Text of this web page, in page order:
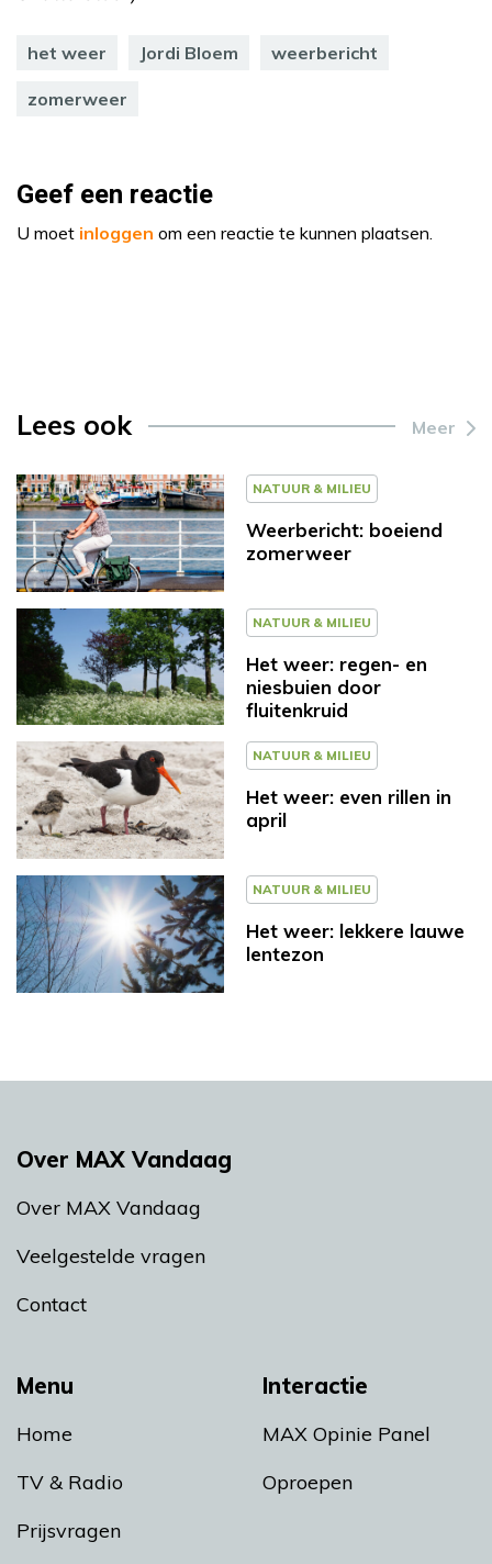
het weer Jordi Bloem weerbericht
zomerweer
Geef een reactie
U moet inloggen om een reactie te kunnen plaatsen.
Lees ook Meer
NATUUR & MILIEU
Weerbericht: boeiend
zomerweer
NATUUR & MILIEU
Het weer: regen- en
niesbuien door
fluitenkruid
NATUUR & MILIEU
Het weer: even rillen in
april
NATUUR & MILIEU
Het weer: lekkere lauwe
lentezon
Menu
Home
TV & Radio
Prijsvragen
Interactie
MAX Opinie Panel
Oproepen
Over MAX Vandaag
Over MAX Vandaag
Veelgestelde vragen
Contact